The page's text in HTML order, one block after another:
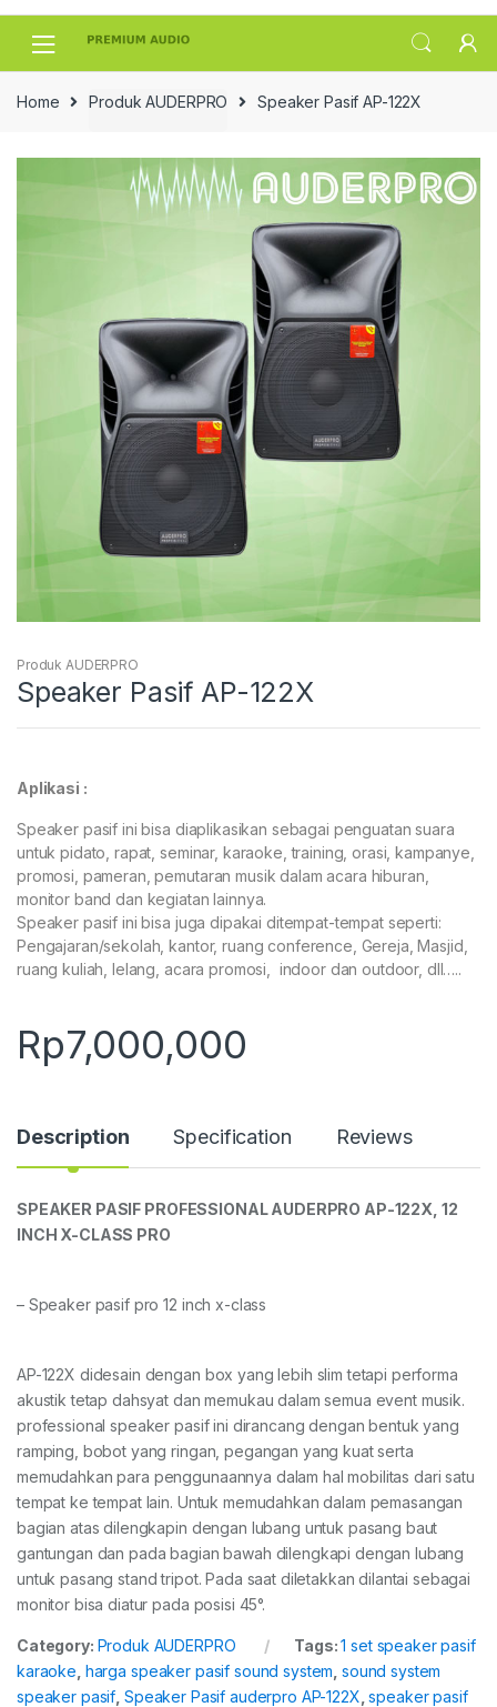
Skip
Skip
Home Produk AUDERPRO Speaker Pasif AP-122X
Produk AUDERPRO
Speaker Pasif AP-122X
Aplikasi :
Speaker pasif ini bisa diaplikasikan sebagai penguatan suara
untuk pidato, rapat, seminar, karaoke, training, orasi, kampanye,
promosi, pameran, pemutaran musik dalam acara hiburan,
monitor band dan kegiatan lainnya.
Speaker pasif ini bisa juga dipakai ditempat-tempat seperti:
Pengajaran/sekolah, kantor, ruang conference, Gereja, Masjid,
ruang kuliah, lelang, acara promosi, indoor dan outdoor, dll…..
Rp7,000,000
Description Specification Reviews
SPEAKER PASIF PROFESSIONAL AUDERPRO AP-122X , 12
INCH X-CLASS PRO
– Speaker pasif pro 12 inch x-class
AP-122X didesain dengan box yang lebih slim tetapi performa
akustik tetap dahsyat dan memukau dalam semua event musik.
professional speaker pasif ini dirancang dengan bentuk yang
ramping, bobot yang ringan, pegangan yang kuat serta
memudahkan para penggunaannya dalam hal mobilitas dari satu
tempat ke tempat lain. Untuk memudahkan dalam pemasangan
bagian atas dilengkapin dengan lubang untuk pasang baut
gantungan dan pada bagian bawah dilengkapi dengan lubang
untuk pasang stand tripot. Pada saat diletakkan dilantai sebagai
monitor bisa diatur pada posisi 45°.
Category: Produk AUDERPRO Tags:1 set speaker pasif
karaoke harga speaker pasif sound system ,sound system
speaker pasif Speaker Pasif auderpro AP-122X ,speaker pasif